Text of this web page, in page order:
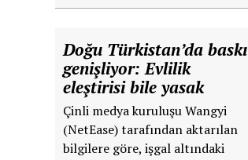
Doğu Türkistan’da baskı
genişliyor: Evlilik
eleştirisi bile yasak
Çinli medya kuruluşu Wangyi
(NetEase) tarafından aktarılan
bilgilere göre, işgal altındaki